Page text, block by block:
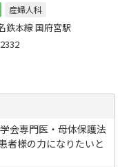
産婦人科
鉄本線 国府宮駅
会専門医・母体保護法
者様の力になりたいと